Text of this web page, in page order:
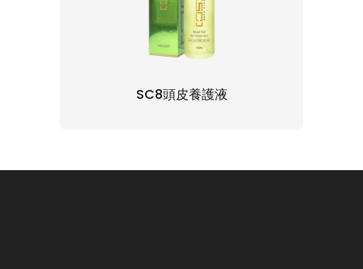
SC8頭皮養護液